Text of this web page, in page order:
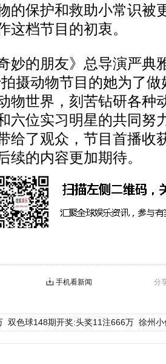
的保护和救助小常识被
这档节目的初衷。
的朋友》总导演严典
摄动物节目的她为了
物世界，刻苦钻研各种
六位实习明星的共同努
给了观众，节目首播收
续的内容更加期待。
分
手机看新闻
双色球148期开奖:头奖11注666万 徐州